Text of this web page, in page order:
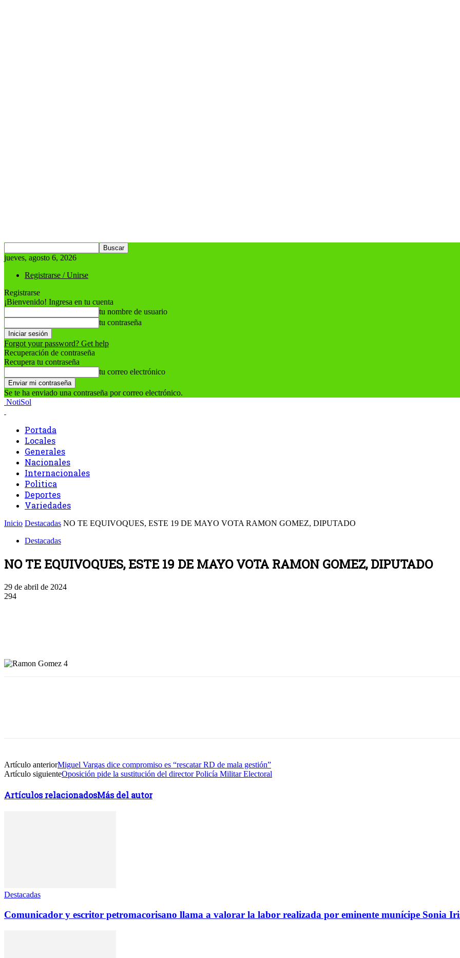
jueves, agosto 6, 2026
Registrarse / Unirse
Registrarse
¡Bienvenido! Ingresa en tu cuenta
tu nombre de usuario
tu contraseña
Forgot your password? Get help
Recuperación de contraseña
Recupera tu contraseña
tu correo electrónico
Se te ha enviado una contraseña por correo electrónico.
NotiSol
Portada
Locales
Generales
Nacionales
Internacionales
Politica
Deportes
Variedades
Inicio Destacadas NO TE EQUIVOQUES, ESTE 19 DE MAYO VOTA RAMON GOMEZ, DIPUTADO
Destacadas
NO TE EQUIVOQUES, ESTE 19 DE MAYO VOTA RAMON GOMEZ, DIPUTADO
29 de abril de 2024
294
Artículo anteriorMiguel Vargas dice compromiso es “rescatar RD de mala gestión”
Artículo siguienteOposición pide la sustitución del director Policía Militar Electoral
Artículos relacionadosMás del autor
Destacadas
Comunicador y escritor petromacorisano llama a valorar la labor realizada por eminente munícipe Sonia